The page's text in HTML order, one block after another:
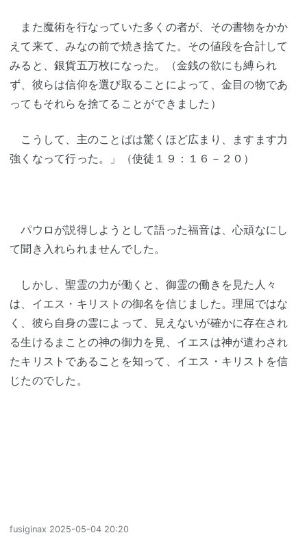
また魔術を行なっていた多くの者が、その書物をかか
えて来て、みなの前で焼き捨てた。その値段を合計して
みると、銀貨五万枚になった。（金銭の欲にも縛られ
ず、彼らは信仰を選び取ることによって、金目の物であ
ってもそれらを捨てることができました）
こうして、主のことばは驚くほど広まり、ますます力
強くなって行った。」（使徒１９：１６－２０）
パウロが説得しようとして語った福音は、心頑なにし
て聞き入れられませんでした。
しかし、聖霊の力が働くと、御霊の働きを見た人々
は、イエス・キリストの御名を信じました。理屈ではな
く、彼ら自身の霊によって、見えないが確かに存在され
る生けるまことの神の御力を見、イエスは神が遣わされ
たキリストであることを知って、イエス・キリストを信
じたのでした。
fusiginax 2025-05-04 20:20